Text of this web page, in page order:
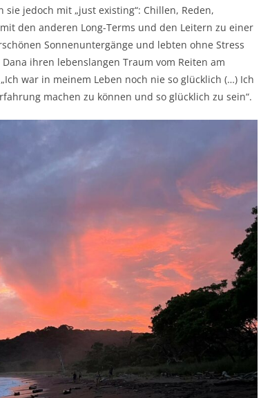
jedoch mit „just existing“: Chillen, Reden,
den anderen Long-Terms und den Leitern zu einer
Sonnenuntergänge und lebten ohne Stress
ihren lebenslangen Traum vom Reiten am
war in meinem Leben noch nie so glücklich (…) Ich
machen zu können und so glücklich zu sein“.